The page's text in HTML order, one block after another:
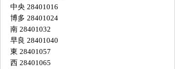
中央 28401016
博多 28401024
南 28401032
早良 28401040
東 28401057
西 28401065